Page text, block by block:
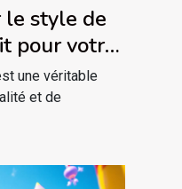
le style de
pour votre
une véritable
et de